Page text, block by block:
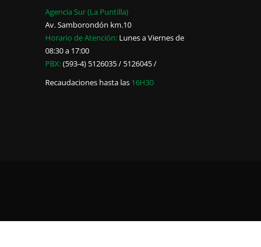
Agencia Sur (La Puntilla)
Av. Samborondón km.10
Horario de Atención:Lunes a Viernes de
08:30 a 17:00
PBX:(593-4) 5126035 / 5126045 /
Recaudaciones hasta las 16H30